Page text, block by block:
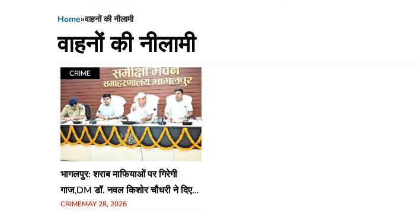
Home»वाहनों की नीलामी
वाहनों की नीलामी
CRIME
भागलपुर: शराब माफियाओं पर गिरेगी
गाज,DM डॉ. नवल किशोर चौधरी ने दिए
सख्त कार्रवाई के निर्देश
CRIMEMAY 28, 2026